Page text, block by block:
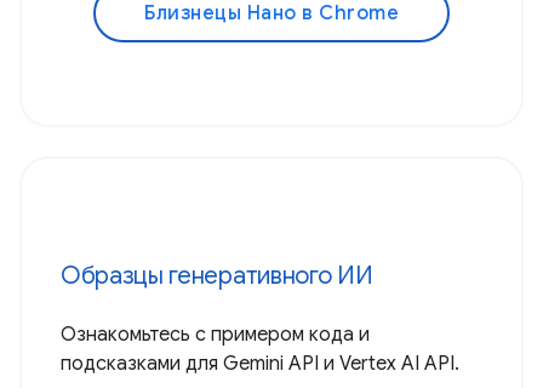
Близнецы Нано в Chrome
Образцы генеративного ИИ
Ознакомьтесь с примером кода и
подсказками для Gemini API и Vertex AI API.